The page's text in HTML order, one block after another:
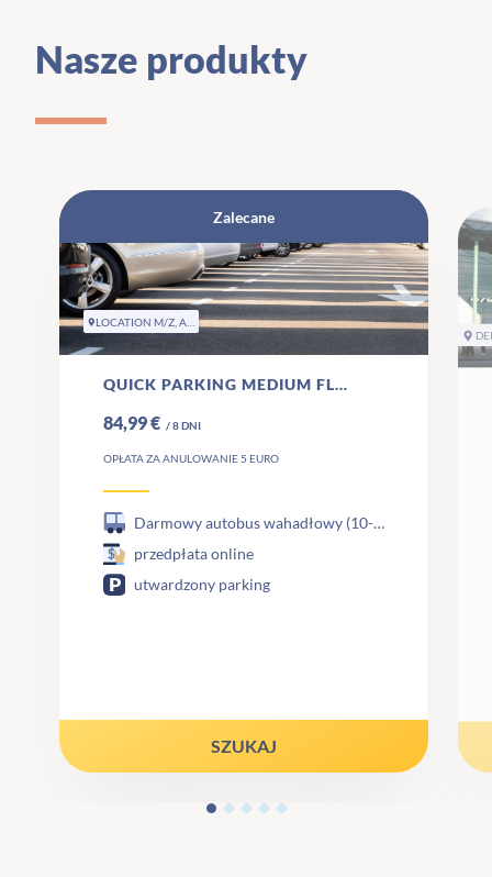
Nasze produkty
Zalecane
QUICK PARKING MEDIUM FLEX
84,99 € /8DNI
OPŁATA ZA ANULOWANIE 5 EURO
Darmowy autobus wahadłowy (10-15 min)
$
przedpłata online
utwardzony parking
SZUKAJ